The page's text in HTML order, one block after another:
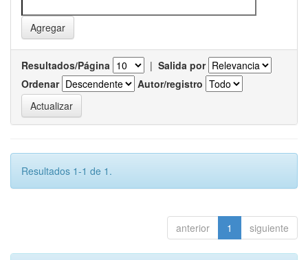
Resultados/Página | Salida por
Ordenar
Autor/registro
Resultados 1-1 de 1.
anterior 1 siguiente